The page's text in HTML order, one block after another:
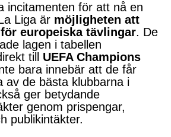
incitamenten för att nå en
Liga är möjligheten att
europeiska tävlingar. De
lagen i tabellen
till UEFA Champions
bara innebär att de får
av de bästa klubbarna i
ger betydande
genom prispengar,
publikintäkter.